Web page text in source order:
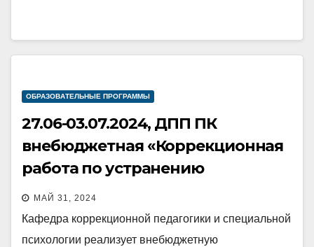
ОБРАЗОВАТЕЛЬНЫЕ ПРОГРАММЫ
27.06-03.07.2024, ДПП ПК
внебюджетная «Коррекционная
работа по устранению
нарушений письменной речи в
условиях реализации ФАОП НОО
обучающихся с ограниченными
МАЙ 31, 2024
Кафедра коррекционной педагогики и специальной
психологии реализует внебюджетную